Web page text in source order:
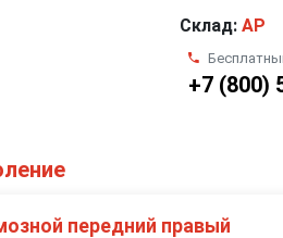
Склад: AP
+7 (800)
передний правый